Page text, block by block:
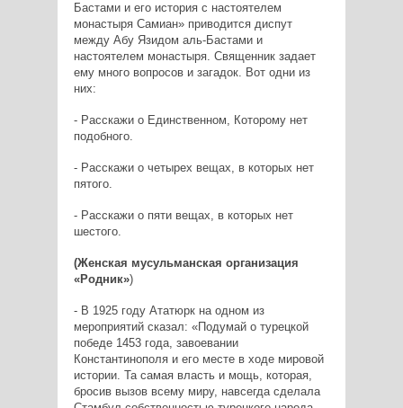
Бастами и его история с настоятелем
монастыря Самиан» приводится диспут
между Абу Язидом аль-Бастами и
настоятелем монастыря. Священник задает
ему много вопросов и загадок. Вот одни из
них:
- Расскажи о Единственном, Которому нет
подобного.
- Расскажи о четырех вещах, в которых нет
пятого.
- Расскажи о пяти вещах, в которых нет
шестого.
(Женская мусульманская организация
«Родник»)
- В 1925 году Ататюрк на одном из
мероприятий сказал: «Подумай о турецкой
победе 1453 года, завоевании
Константинополя и его месте в ходе мировой
истории. Та самая власть и мощь, которая,
бросив вызов всему миру, навсегда сделала